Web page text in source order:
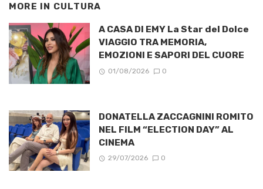
MORE IN CULTURA
A CASA DI EMY La Star del Dolce
VIAGGIO TRA MEMORIA,
EMOZIONI E SAPORI DEL CUORE
01/08/2026 0
DONATELLA ZACCAGNINI ROMITO
NEL FILM “ELECTION DAY” AL
CINEMA
29/07/2026 0